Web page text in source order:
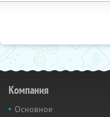
Компания
Основное